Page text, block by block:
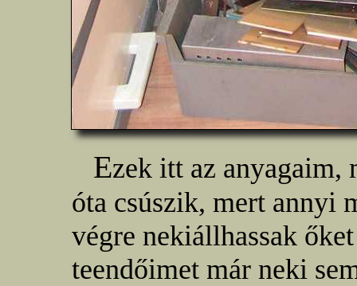
Ezek itt az anyagaim,
óta csúszik, mert annyi
végre nekiállhassak
teendőimet már neki